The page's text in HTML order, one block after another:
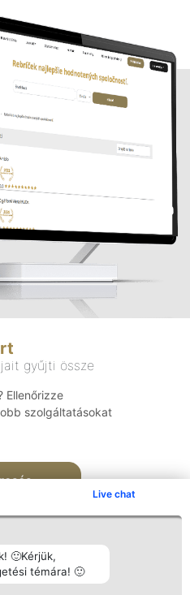
Live chat
🙂Kérjük,
témára! 🙂
gyűjti össze
Ellenőrizze
szolgáltatásokat